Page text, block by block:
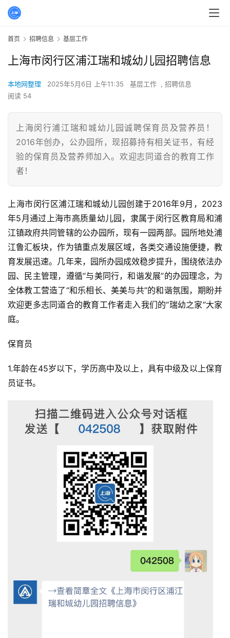
首页 招聘信息 基层工作
上海市闵行区浦江瑞和城幼儿园招聘信息
本地网整理 2025年5月6日 上午11:35 基层工作 , 招聘信息
阅读 54
上海闵行浦江瑞和城幼儿园诚聘保育员及营养员！
2016年创办，公办园所，现招募持有相关证书，有经
验的保育员及营养师加入。欢迎志同道合的教育工作
者！
上海市闵行区浦江瑞和城幼儿园创建于2016年9月，2023
年5月通过上海市高质量幼儿园，隶属于闵行区教育局和浦
江镇政府共同管辖的公办园所，现有一园两部。园所地处浦
江鲁汇板块，作为镇重点发展区域，各类交通设施便捷，教
育发展迅速。几年来，园所办园成效稳步提升，围绕依法办
园、民主管理，遵循“与美同行，和谐发展”的办园理念，为
全体教工营造了“和乐相长、美美与共”的和谐氛围，期盼并
欢迎更多志同道合的教育工作者走入我们的“瑞幼之家”大家
庭。
保育员
1.年龄在45岁以下，学历高中及以上，具有中级及以上保育
员证书。